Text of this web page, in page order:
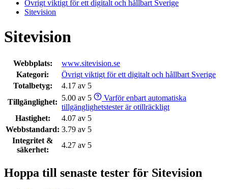
Övrigt viktigt för ett digitalt och hållbart Sverige
Sitevision
Sitevision
Webbplats:
www.sitevision.se
Kategori:
Övrigt viktigt för ett digitalt och hållbart Sverige
Totalbetyg:
4.17 av 5
Tillgänglighet: 5.00 av 5
Varför enbart automatiska
tillgänglighetstester är otillräckligt
Hastighet:
4.07 av 5
Webbstandard: 3.79 av 5
Integritet &
säkerhet:
4.27 av 5
Hoppa till senaste tester för Sitevision